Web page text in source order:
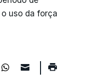
uso da força